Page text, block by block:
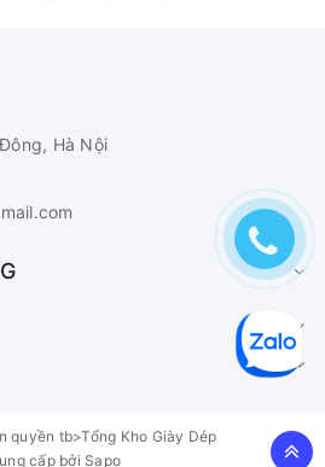
Hà Nội
quyền tb>Tổng Kho Giày Dép
cấp bởi Sapo